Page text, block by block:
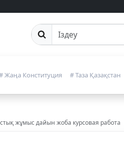
Сайттан іздеу
Жаңа Конституция # Таза Қазақстан
жұмыс дайын жоба курсовая работа